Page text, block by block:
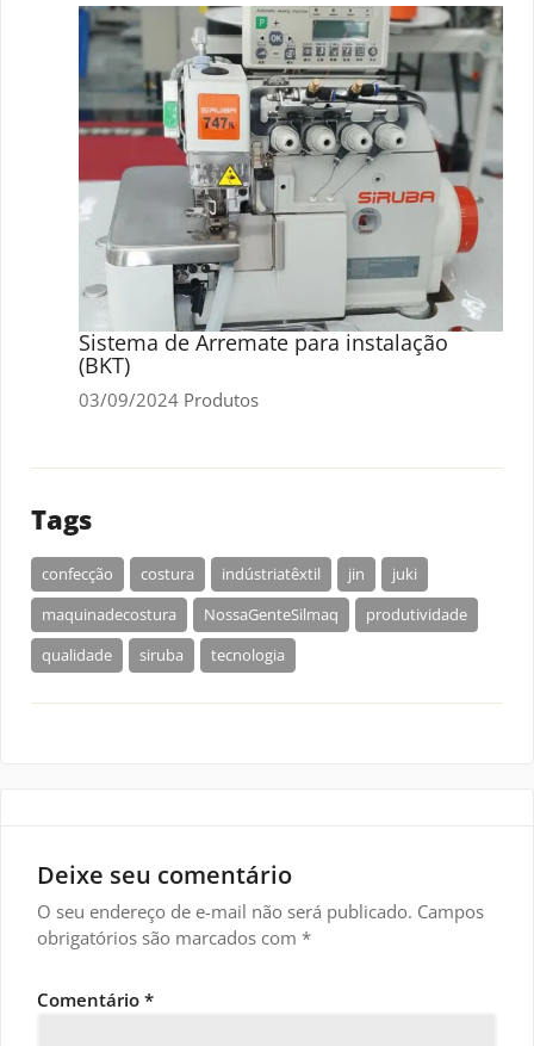
Sistema de Arremate para instalação
(BKT)
03/09/2024 Produtos
Tags
confecção costura indústriatêxtil jin
juki
maquinadecostura
NossaGenteSilmaq
produtividade
qualidade
siruba tecnologia
Deixe seu comentário
O seu endereço de e-mail não será publicado. Campos
obrigatórios são marcados com *
Comentário *